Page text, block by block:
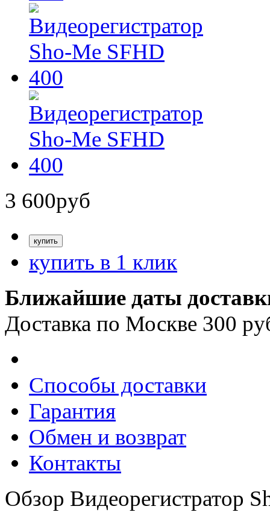
3 600руб
купить в 1 клик
Ближайшие даты
Доставка по Москве 300
Способы доставки
Гарантия
Обмен и возврат
Контакты
Обзор Видеорегистратор